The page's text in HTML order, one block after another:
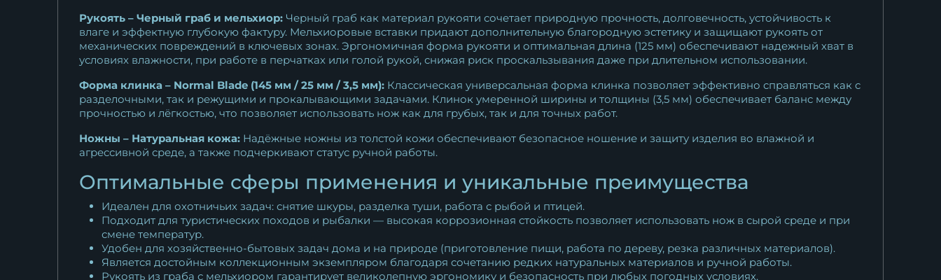
27 396₽
Рукоять – Черный граб и мельхиор: Черный граб как материал рукояти сочетает природную прочность, долговечность, устойчивость к
влаге и эффектную глубокую фактуру. Мельхиоровые вставки придают дополнительную благородную эстетику и защищают рукоять от
механических повреждений в ключевых зонах. Эргономичная форма рукояти и оптимальная длина (125 мм) обеспечивают надежный хват в
условиях влажности, при работе в перчатках или голой рукой, снижая риск проскальзывания даже при длительном использовании.
Форма клинка – Normal Blade (145 мм / 25 мм / 3,5 мм): Классическая универсальная форма клинка позволяет эффективно справляться как с
разделочными, так и режущими и прокалывающими задачами. Клинок умеренной ширины и толщины (3,5 мм) обеспечивает баланс между
прочностью и лёгкостью, что позволяет использовать нож как для грубых, так и для точных работ.
Ножны – Натуральная кожа: Надёжные ножны из толстой кожи обеспечивают безопасное ношение и защиту изделия во влажной и
агрессивной среде, а также подчеркивают статус ручной работы.
Оптимальные сферы применения и уникальные преимущества
Идеален для охотничьих задач: снятие шкуры, разделка туши, работа с рыбой и птицей.
Подходит для туристических походов и рыбалки — высокая коррозионная стойкость позволяет использовать нож в сырой среде и при
смене температур.
Удобен для хозяйственно-бытовых задач дома и на природе (приготовление пищи, работа по дереву, резка различных материалов).
Является достойным коллекционным экземпляром благодаря сочетанию редких натуральных материалов и ручной работы.
Рукоять из граба с мельхиором гарантирует великолепную эргономику и безопасность при любых погодных условиях.